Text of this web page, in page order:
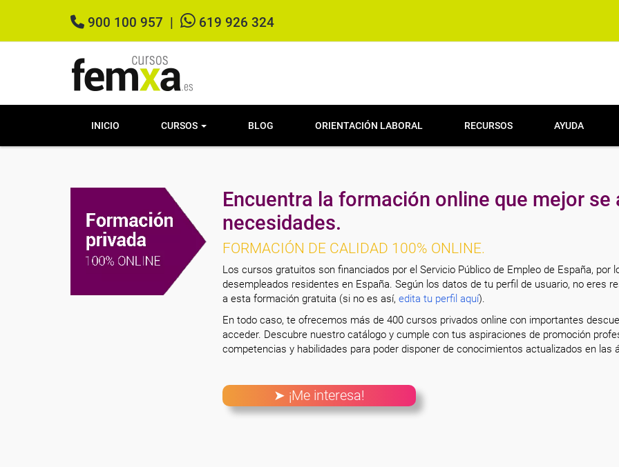
900 100 957 619 926 324
INICIO CURSOS BLOG ORIENTACIÓN LABORAL RECURSOS AYUDA
Encuentra la formación online que mejor se
necesidades.
FORMACIÓN DE CALIDAD 100% ONLINE.
Los cursos gratuitos son financiados por el Servicio Público de Empleo de España, por
desempleados residentes en España. Según los datos de tu perfil de usuario, no eres
a esta formación gratuita (si no es así, edita tu perfil aquí).
En todo caso, te ofrecemos más de 400 cursos privados online con importantes
acceder. Descubre nuestro catálogo y cumple con tus aspiraciones de promoción
competencias y habilidades para poder disponer de conocimientos actualizados en las
➤ ¡Me interesa!